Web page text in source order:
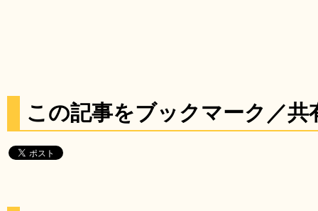
この記事をブックマーク／共